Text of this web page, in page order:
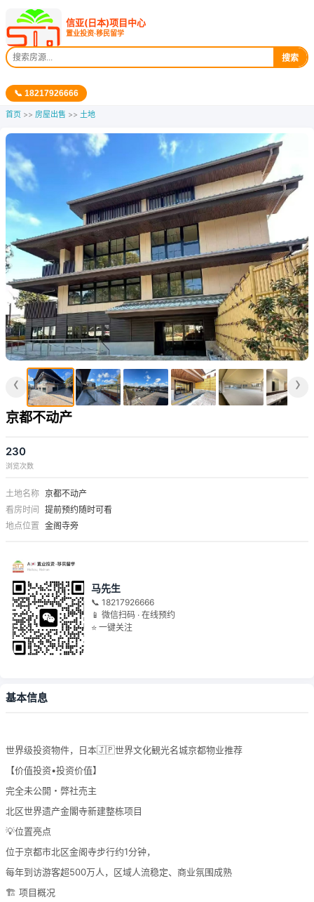
信亚(日本)项目中心
置业投资·移民留学
搜索
📞 18217926666
首页 >> 房屋出售 >> 土地
‹ ›
京都不动产
230
浏览次数
土地名称 京都不动产
看房时间
提前预约随时可看
地点位置 金阁寺旁
马先生
📞 18217926666
📱 微信扫码 · 在线预约
⭐ 一键关注
基本信息
世界级投资物件，日本🇯🇵世界文化観光名城京都物业推荐
【价值投资•投资价值】
完全未公開・弊社売主
北区世界遗产金閣寺新建整栋项目
💡位置亮点
位于京都市北区金阁寺步行约1分钟，
每年到访游客超500万人，区域人流稳定、商业氛围成熟
🏗️ 项目概况